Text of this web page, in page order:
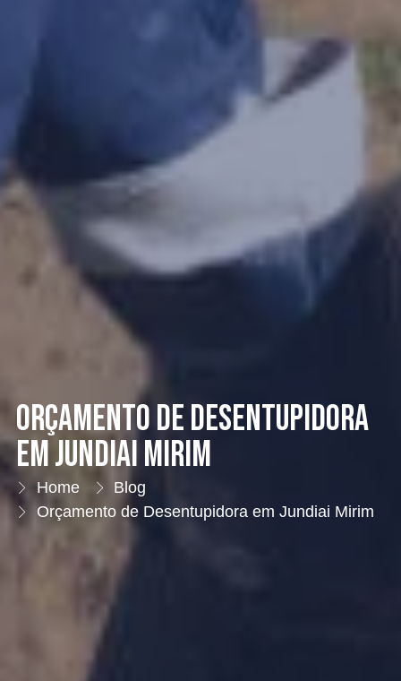
Orçamento de Desentupidora
em Jundiai Mirim
Home
Blog
Orçamento de Desentupidora em Jundiai Mirim